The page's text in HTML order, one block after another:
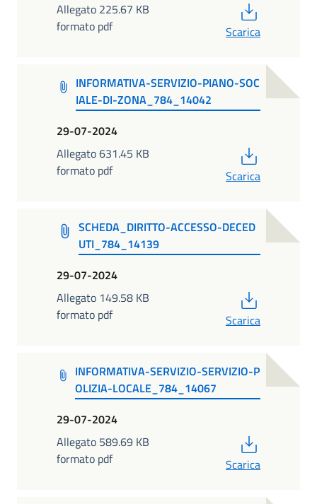
Allegato 225.67 KB
formato pdf
Scarica
INFORMATIVA-SERVIZIO-PIANO-SOC
IALE-DI-ZONA_784_14042
29-07-2024
Allegato 631.45 KB
formato pdf
Scarica
SCHEDA_DIRITTO-ACCESSO-DECED
UTI_784_14139
29-07-2024
Allegato 149.58 KB
formato pdf
Scarica
INFORMATIVA-SERVIZIO-SERVIZIO-P
OLIZIA-LOCALE_784_14067
29-07-2024
Allegato 589.69 KB
formato pdf
Scarica